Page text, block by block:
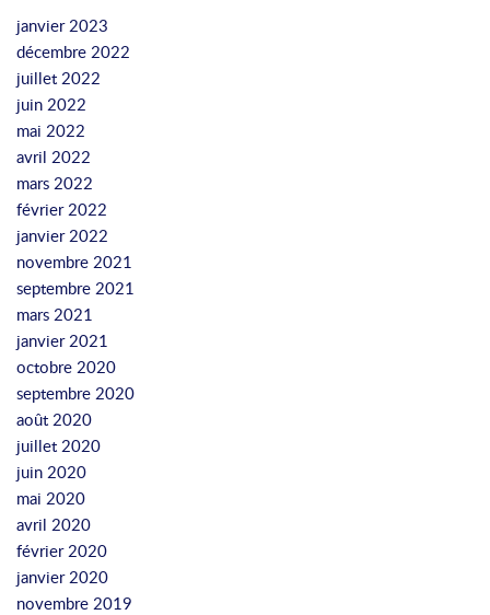
janvier 2023
décembre 2022
juillet 2022
juin 2022
mai 2022
avril 2022
mars 2022
février 2022
janvier 2022
novembre 2021
septembre 2021
mars 2021
janvier 2021
octobre 2020
septembre 2020
août 2020
juillet 2020
juin 2020
mai 2020
avril 2020
février 2020
janvier 2020
novembre 2019